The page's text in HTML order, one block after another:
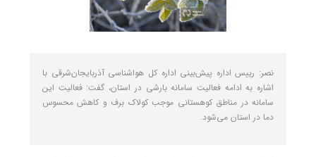
نصر: رییس اداره پیش‌بینی اداره کل هواشناسی آذربایجان‌شرقی با
اشاره به ادامه فعالیت سامانه بارشی در استان، گفت: فعالیت این
سامانه در مناطق کوهستانی موجب کولاک برف و کاهش محسوس
دما در استان می‌شود.